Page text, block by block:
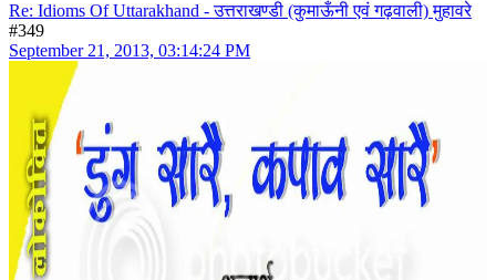
Re: Idioms Of Uttarakhand - उत्तराखण्डी (कुमाऊँनी एवं गढ़वाली) मुहावरे
#349
September 21, 2013, 03:14:24 PM